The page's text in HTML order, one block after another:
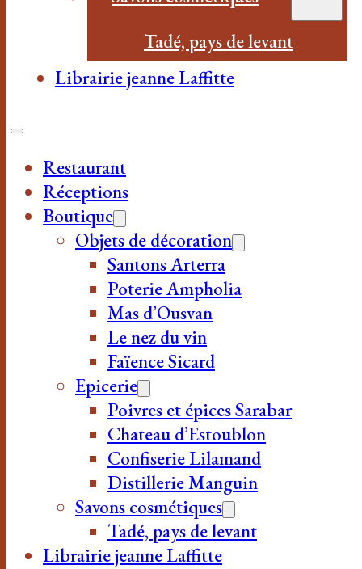
Tadé, pays de levant
Librairie jeanne Laffitte
Restaurant
Réceptions
Boutique
Objets de décoration
Santons Arterra
Poterie Ampholia
Mas d’Ousvan
Le nez du vin
Faïence Sicard
Epicerie
Poivres et épices Sarabar
Chateau d’Estoublon
Confiserie Lilamand
Distillerie Manguin
Savons cosmétiques
Tadé, pays de levant
Librairie jeanne Laffitte